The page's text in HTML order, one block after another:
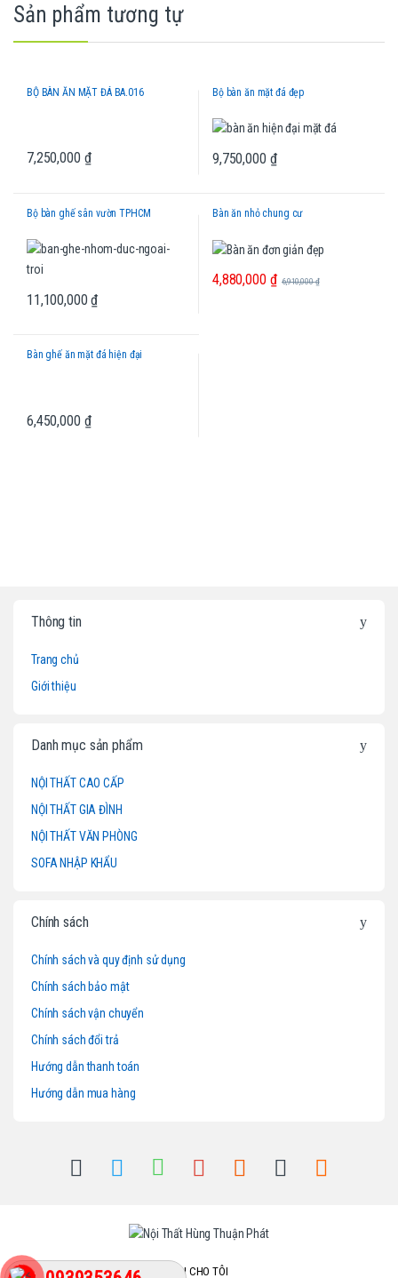
Sản phẩm tương tự
BỘ BÀN ĂN MẶT ĐÁ BA.016
7,250,000 ₫
Bộ bàn ăn mặt đá đẹp
9,750,000 ₫
Bộ bàn ghế sân vườn TPHCM
11,100,000₫
Bàn ăn nhỏ chung cư
4,880,000 ₫ 6,910,000₫
Bàn ghế ăn mặt đá hiện đại
6,450,000 ₫
Thông tin
Trang chủ
Giới thiệu
Danh mục sản phẩm
NỘI THẤT CAO CẤP
NỘI THẤT GIA ĐÌNH
NỘI THẤT VĂN PHÒNG
SOFA NHẬP KHẨU
Chính sách
Chính sách và quy định sử dụng
Chính sách bảo mật
Chính sách vận chuyển
Chính sách đổi trả
Hướng dẫn thanh toán
Hướng dẫn mua hàng
GỌI CHO TÔI